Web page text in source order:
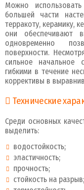
Можно
большей части
терракоту, керамику,
они обеспечивают
одновременно
поверхности.
сильное начальное
гибкими в течение
коррективы в
Технические
Среди основных
выделить:
водостойкость;
эластичность;
прочность;
стойкость на разрыв;